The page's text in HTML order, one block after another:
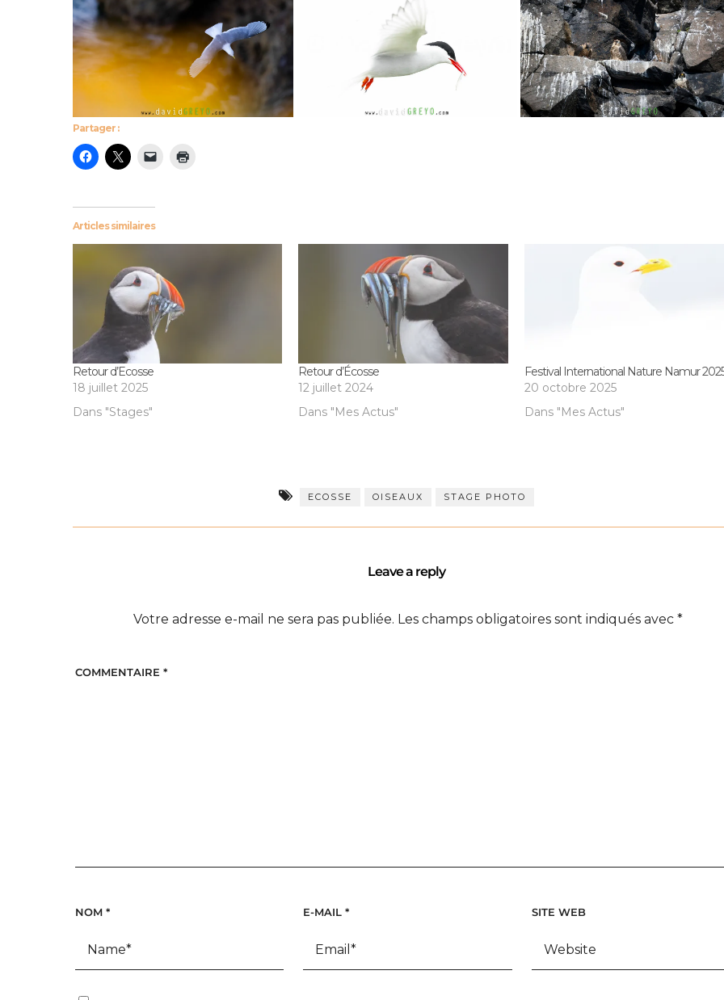
Partager :
Articles similaires
Retour d’Ecosse
18 juillet 2025
Dans "Stages"
Retour d’Écosse
12 juillet 2024
Dans "Mes Actus"
Festival International Nature Namur
20 octobre 2025
Dans "Mes Actus"
ECOSSE OISEAUX STAGE PHOTO
Leave a reply
Votre adresse e-mail ne sera pas publiée. Les champs obligatoires sont indiqués avec *
COMMENTAIRE *
NOM * E-MAIL* SITE WEB